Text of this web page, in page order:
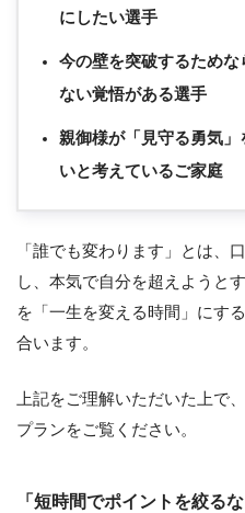
にしたい選手
今の壁を突破するため
ない覚悟がある選手
親御様が「見守る勇気
いと考えているご家庭
「誰でも変わります」とは、
し、本気で自分を超えようと
を「一生を変える時間」にす
合います。
上記をご理解いただいた上で
プランをご覧ください。
「短時間でポイントを絞る